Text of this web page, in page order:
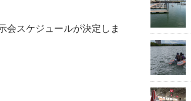
会スケジュールが決定しま